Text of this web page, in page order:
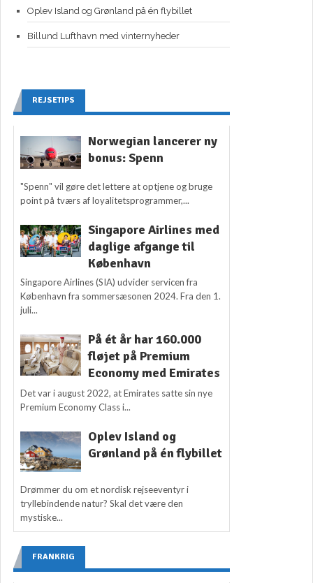
Oplev Island og Grønland på én flybillet
Billund Lufthavn med vinternyheder
REJSETIPS
Norwegian lancerer ny
bonus: Spenn
"Spenn" vil gøre det lettere at optjene og bruge
point på tværs af loyalitetsprogrammer,...
Singapore Airlines med
daglige afgange til
København
Singapore Airlines (SIA) udvider servicen fra
København fra sommersæsonen 2024. Fra den 1.
juli...
På ét år har 160.000
fløjet på Premium
Economy med Emirates
Det var i august 2022, at Emirates satte sin nye
Premium Economy Class i...
Oplev Island og
Grønland på én flybillet
Drømmer du om et nordisk rejseeventyr i
tryllebindende natur? Skal det være den
mystiske...
FRANKRIG